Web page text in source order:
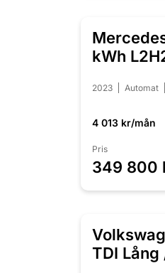
kWh
2023 Automat
4 013 kr/mån
Pris
349 800
TDI